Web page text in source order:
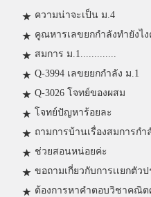
ความน่าจะเป็น ม.4
คูณหารเลขยกกำลังทำยังไง
สมการ ม.1.............
Q-3994 เลขยยกกำลัง ม.1
Q-3026 โจทย์ของผสม
โจทย์ปัญหาร้อยละ
ถามการบ้านเรื่องสมการกำ
ช่วยสอนหน่อยค่ะ
ขอถามเกี่ยวกับการเเยกตัว
ต้องการหาคำตอบวิชาคณิต